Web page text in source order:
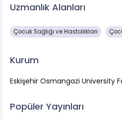
Uzmanlık Alanları
Çocuk Sağlığı ve Hastalıkları
Kurum
Eskişehir Osmangazi University
Popüler Yayınları